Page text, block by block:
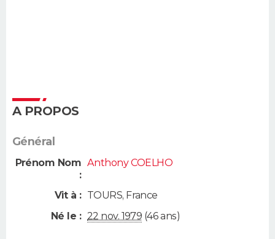
A PROPOS
Général
Prénom Nom
:
Anthony COELHO
Vit à : TOURS, France
Né le : 22 nov. 1979 (46 ans)